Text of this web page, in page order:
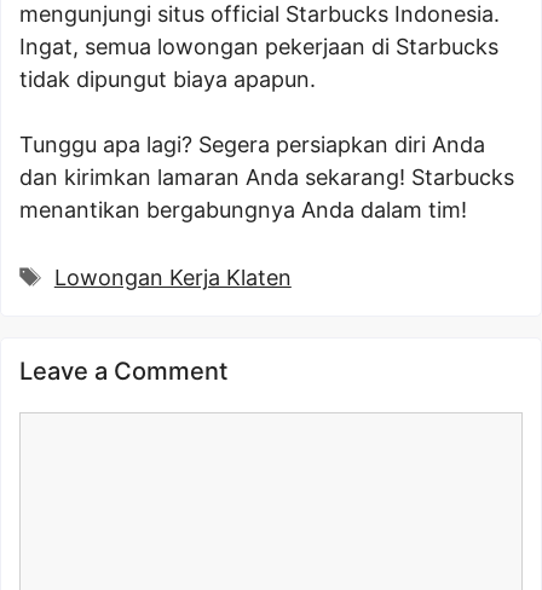
mengunjungi situs official Starbucks Indonesia.
Ingat, semua lowongan pekerjaan di Starbucks
tidak dipungut biaya apapun.
Tunggu apa lagi? Segera persiapkan diri Anda
dan kirimkan lamaran Anda sekarang! Starbucks
menantikan bergabungnya Anda dalam tim!
Tags
Lowongan Kerja Klaten
Leave a Comment